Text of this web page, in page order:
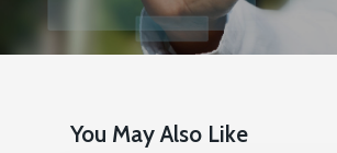
You May Also Like